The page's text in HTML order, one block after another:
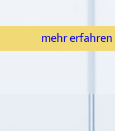
mehr erfahren